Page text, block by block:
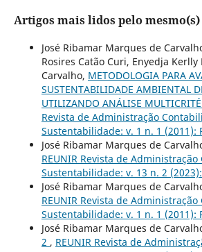
Artigos mais lidos pelo
José Ribamar Marques de
Rosires Catão Curi, Enyedja
Carvalho, METODOLOGIA PARA
SUSTENTABILIDADE AMBIENTAL
UTILIZANDO ANÁLISE
Revista de Administração
Sustentabilidade: v. 1 n. 1 (2011):
José Ribamar Marques de
REUNIR Revista de
Sustentabilidade: v. 13 n. 2
José Ribamar Marques de
REUNIR Revista de
Sustentabilidade: v. 1 n. 1 (2011):
José Ribamar Marques de
2 , REUNIR Revista de